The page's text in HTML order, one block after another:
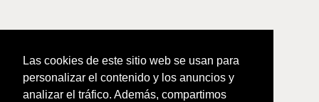
Las cookies de este sitio web se usan para
personalizar el contenido y los anuncios y
analizar el tráfico. Además, compartimos